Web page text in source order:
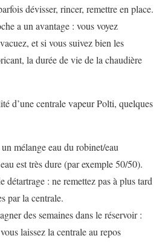
dévisser, rincer, remettre en place.
a un avantage : vous voyez
et si vous suivez bien les
la durée de vie de la chaudière
d’une centrale vapeur Polti, quelques
mélange eau du robinet/eau
est très dure (par exemple 50/50).
détartrage : ne remettez pas à plus tard
par la centrale.
des semaines dans le réservoir :
laissez la centrale au repos